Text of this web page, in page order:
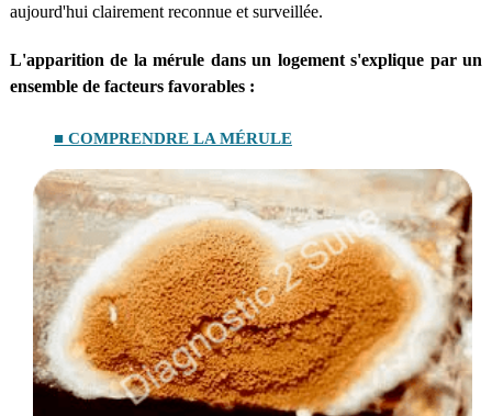
aujourd'hui clairement reconnue et surveillée.
L'apparition de la mérule dans un logement s'explique par un
ensemble de facteurs favorables :
■ COMPRENDRE LA MÉRULE